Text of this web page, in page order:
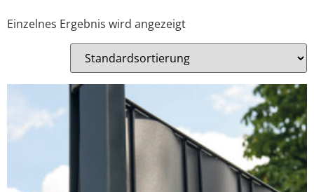
Einzelnes Ergebnis wird angezeigt